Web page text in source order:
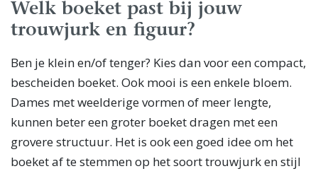
Welk boeket past bij jouw
trouwjurk en figuur?
Ben je klein en/of tenger? Kies dan voor een compact,
bescheiden boeket. Ook mooi is een enkele bloem.
Dames met weelderige vormen of meer lengte,
kunnen beter een groter boeket dragen met een
grovere structuur. Het is ook een goed idee om het
boeket af te stemmen op het soort trouwjurk en stijl